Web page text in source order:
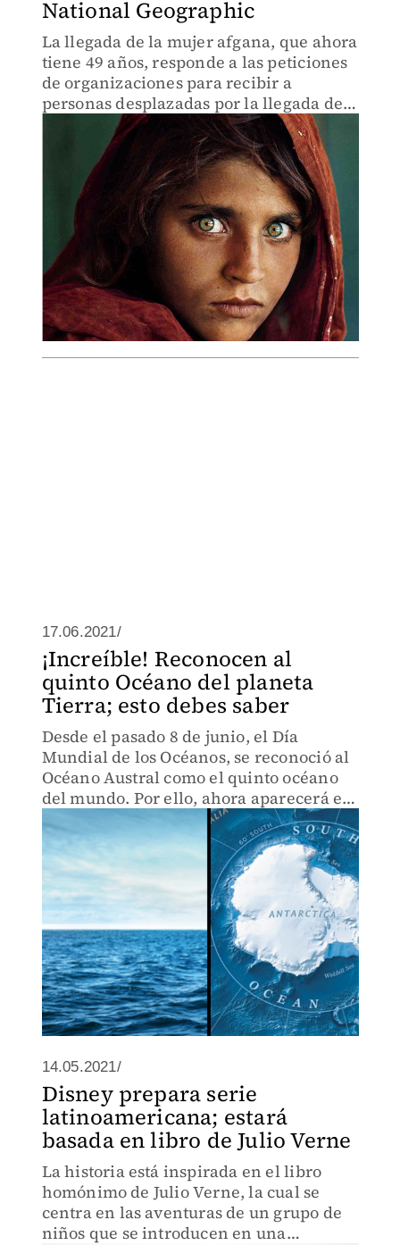
National Geographic
La llegada de la mujer afgana, que ahora
tiene 49 años, responde a las peticiones
de organizaciones para recibir a
personas desplazadas por la llegada de
los talibanes.
17.06.2021/
¡Increíble! Reconocen al
quinto Océano del planeta
Tierra; esto debes saber
Desde el pasado 8 de junio, el Día
Mundial de los Océanos, se reconoció al
Océano Austral como el quinto océano
del mundo. Por ello, ahora aparecerá en
mapas y atlas.
14.05.2021/
Disney prepara serie
latinoamericana; estará
basada en libro de Julio Verne
La historia está inspirada en el libro
homónimo de Julio Verne, la cual se
centra en las aventuras de un grupo de
niños que se introducen en una